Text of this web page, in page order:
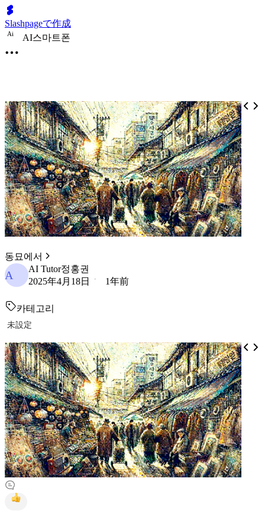
Slashpageで作成
Ai AI스마트폰
동묘에서
A
AI Tutor정홍권
2025年4月18日
1年前
카테고리
未設定